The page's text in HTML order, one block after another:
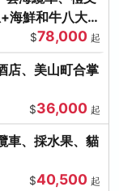
海鮮和牛八大螃
$78,000 起
店、美山町合掌
$36,000 起
車、採水果、貓
$40,500 起